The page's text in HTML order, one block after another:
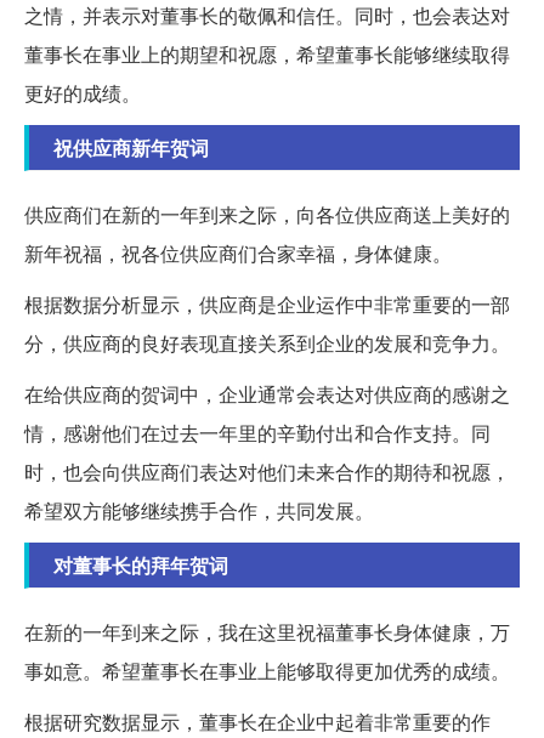
之情，并表示对董事长的敬佩和信任。同时，也会表达对
董事长在事业上的期望和祝愿，希望董事长能够继续取得
更好的成绩。
祝供应商新年贺词
供应商们在新的一年到来之际，向各位供应商送上美好的
新年祝福，祝各位供应商们合家幸福，身体健康。
根据数据分析显示，供应商是企业运作中非常重要的一部
分，供应商的良好表现直接关系到企业的发展和竞争力。
在给供应商的贺词中，企业通常会表达对供应商的感谢之
情，感谢他们在过去一年里的辛勤付出和合作支持。同
时，也会向供应商们表达对他们未来合作的期待和祝愿，
希望双方能够继续携手合作，共同发展。
对董事长的拜年贺词
在新的一年到来之际，我在这里祝福董事长身体健康，万
事如意。希望董事长在事业上能够取得更加优秀的成绩。
根据研究数据显示，董事长在企业中起着非常重要的作